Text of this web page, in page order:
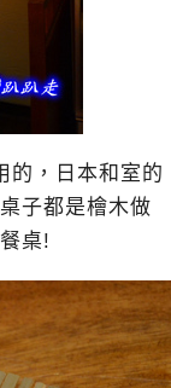
的，日本和室的
子都是檜木做
桌!